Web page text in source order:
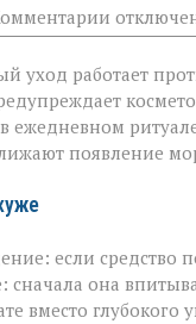
к
записи
думаете,
что
а
на
о
скрытых
ошибках
уход работает
ежедневном
появление
если средство
она
вместо